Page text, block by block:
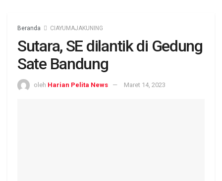
Beranda CIAYUMAJAKUNING
Sutara, SE dilantik di Gedung
Sate Bandung
oleh Harian Pelita News Maret 14, 2023